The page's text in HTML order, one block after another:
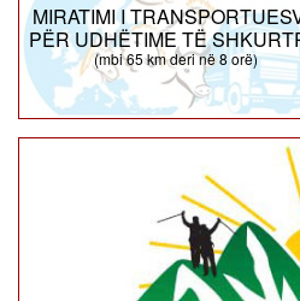
MIRATIMI I
PËR UDHËTIME TË
(mbi 65 km deri në 8 orë)